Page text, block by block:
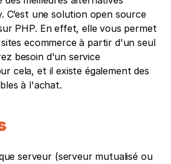
C’est une solution open source
PHP. En effet, elle vous permet
ecommerce à partir d'un seul
besoin d'un service
cela, et il existe également des
à l'achat.
serveur (serveur mutualisé ou